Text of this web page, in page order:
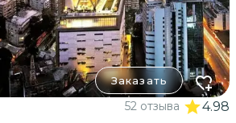
Заказать
52 отзыва 4.98